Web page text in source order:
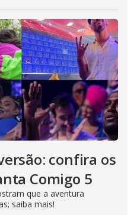
confira os
Comigo 5
que a aventura
saiba mais!